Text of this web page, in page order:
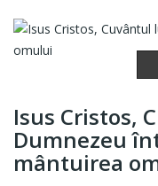
Isus Cristos,
Dumnezeu
mântuirea